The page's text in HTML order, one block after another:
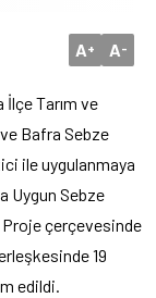
A+ A-
İlçe Tarım ve
ve Bafra Sebze
ile uygulanmaya
Uygun Sebze
Proje çerçevesinde
19
edildi.